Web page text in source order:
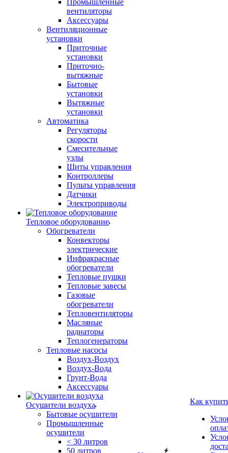
Промышленные
вентиляторы
Аксессуары
Вентиляционные
установки
Приточные
установки
Приточно-
вытяжные
Бытовые
установки
Вытяжные
установки
Автоматика
Регуляторы
скорости
Смесительные
узлы
Щиты управления
Контроллеры
Пульты управления
Датчики
Электроприводы
Тепловое оборудование
Обогреватели
Конвекторы
электрические
Инфракрасные
обогреватели
Тепловые пушки
Тепловые завесы
Газовые
обогреватели
Тепловентиляторы
Масляные
радиаторы
Теплогенераторы
Тепловые насосы
Воздух-Воздух
Воздух-Вода
Грунт-Вода
Аксессуары
Осушители воздуха
Бытовые осушители
Промышленные
осушители
< 30 литров
50 литров
Как